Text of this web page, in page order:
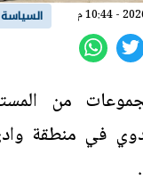
السياسة
من
في منطقة